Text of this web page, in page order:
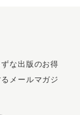
な出版のお得
メールマガジ